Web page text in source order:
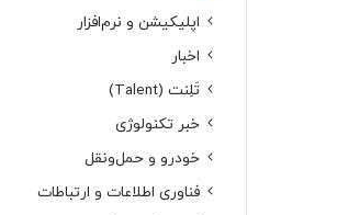
اپلیکیشن و نرم‌افزار
اخبار
تَلِنت (Talent)
خبر تکنولوژی
خودرو و حمل‌و‌نقل
فناوری اطلاعات و ارتباطات